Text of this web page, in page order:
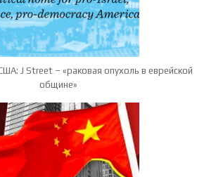
J Street – «раковая опухоль в еврейской
общине»